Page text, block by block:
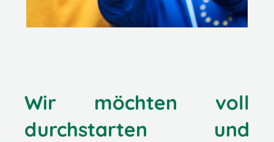
Wir möchten voll
durchstarten und